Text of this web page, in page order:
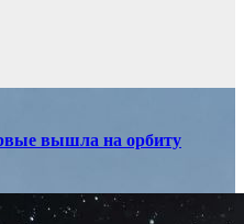
вышла на орбиту